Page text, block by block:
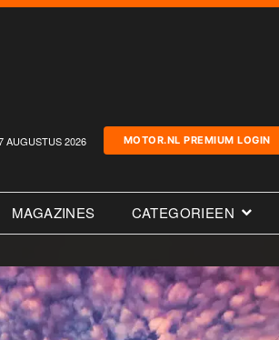
AUGUSTUS 2026 MOTOR.NL PREMIUM LOGIN
MAGAZINES CATEGORIEEN